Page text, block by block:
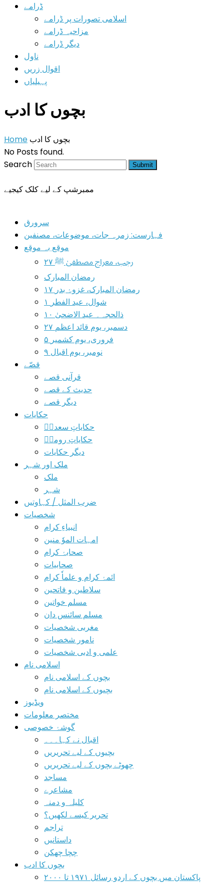
ڈرامے
اسلامی تصورات پر ڈرامے
مزاحیہ ڈرامے
دیگر ڈرامے
ناول
اقوال زریں
پہیلیاں
بچوں کا ادب
Home بچوں کا ادب
No Posts found.
Search
Submit
ممبرشپ کے لیے کلک کیجیے
سرورق
فہارست: زمرہ جات، موضوعات، مصنفین
موقع بہ موقع
۲۷ رجب، معراج مصطفیٰ ﷺ
رمضان المبارک
۱۷ رمضان المبارک، غزوۂ بدر
۱ شوال، عید الفطر
۱۰ ذالحجہ۔ عید الاضحیٰ
۲۷ دسمبر، یوم قائد اعظم
۵ فروری، یوم کشمیر
۹ نومبر، یوم اقبال
قصّے
قرآنی قصے
حدیث کے قصے
دیگر قصے
حکایات
حکایاتِ سعدیؒ
حکایاتِ رومیؒ
دیگر حکایات
ملک اور شہر
ملک
شہر
ضرب المثل / کہاوتیں
شخصیات
انبیاءِ کرام
امہات الموٗ منین
صحابۂ کرام
صحابیات
ائمۂ کرام و علماٗ کرام
سلاطین و فاتحین
مسلم خواتین
مسلم سائنس دان
مغربی شخصیات
نامور شخصیات
علمی و ادبی شخصیات
اسلامی نام
بچوں کے اسلامی نام
بچیوں کے اسلامی نام
ویڈیوز
مختصر معلومات
گوشۂ خصوصی
اقبال نے کہا۔۔۔
بچیوں کے لیے تحریریں
چھوٹے بچوں کے لیے تحریریں
مساجد
مشاعرے
کلیلہ و دمنہ
تحریر کیسے لکھیں؟
تراجم
داستانیں
چچا چھکن
بچوں کا ادب
پاکستان میں بچوں کے اردو رسائل ۱۹۷۱ تا ۲۰۰۰